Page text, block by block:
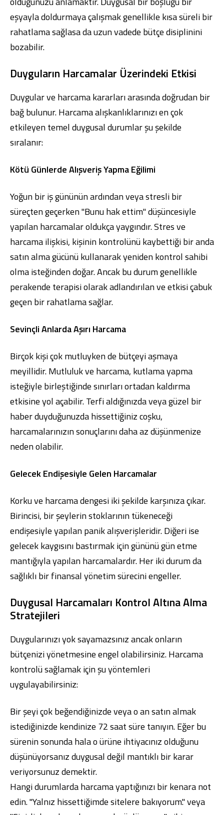
eşyayla doldurmaya çalışmak genellikle kısa süreli bir
rahatlama sağlasa da uzun vadede bütçe disiplinini
bozabilir.
Duyguların Harcamalar Üzerindeki Etkisi
Duygular ve harcama kararları arasında doğrudan bir
bağ bulunur. Harcama alışkanlıklarınızı en çok
etkileyen temel duygusal durumlar şu şekilde
sıralanır:
Kötü Günlerde Alışveriş Yapma Eğilimi
Yoğun bir iş gününün ardından veya stresli bir
süreçten geçerken "Bunu hak ettim" düşüncesiyle
yapılan harcamalar oldukça yaygındır. Stres ve
harcama ilişkisi, kişinin kontrolünü kaybettiği bir anda
satın alma gücünü kullanarak yeniden kontrol sahibi
olma isteğinden doğar. Ancak bu durum genellikle
perakende terapisi olarak adlandırılan ve etkisi çabuk
geçen bir rahatlama sağlar.
Sevinçli Anlarda Aşırı Harcama
Birçok kişi çok mutluyken de bütçeyi aşmaya
meyillidir. Mutluluk ve harcama, kutlama yapma
isteğiyle birleştiğinde sınırları ortadan kaldırma
etkisine yol açabilir. Terfi aldığınızda veya güzel bir
haber duyduğunuzda hissettiğiniz coşku,
harcamalarınızın sonuçlarını daha az düşünmenize
neden olabilir.
Gelecek Endişesiyle Gelen Harcamalar
Korku ve harcama dengesi iki şekilde karşınıza çıkar.
Birincisi, bir şeylerin stoklarının tükeneceği
endişesiyle yapılan panik alışverişleridir. Diğeri ise
gelecek kaygısını bastırmak için gününü gün etme
mantığıyla yapılan harcamalardır. Her iki durum da
sağlıklı bir finansal yönetim sürecini engeller.
Duygusal Harcamaları Kontrol Altına Alma
Stratejileri
Duygularınızı yok sayamazsınız ancak onların
bütçenizi yönetmesine engel olabilirsiniz. Harcama
kontrolü sağlamak için şu yöntemleri
uygulayabilirsiniz:
Bir şeyi çok beğendiğinizde veya o an satın almak
istediğinizde kendinize 72 saat süre tanıyın. Eğer bu
sürenin sonunda hala o ürüne ihtiyacınız olduğunu
düşünüyorsanız duygusal değil mantıklı bir karar
veriyorsunuz demektir.
Hangi durumlarda harcama yaptığınızı bir kenara not
edin. "Yalnız hissettiğimde sitelere bakıyorum." veya